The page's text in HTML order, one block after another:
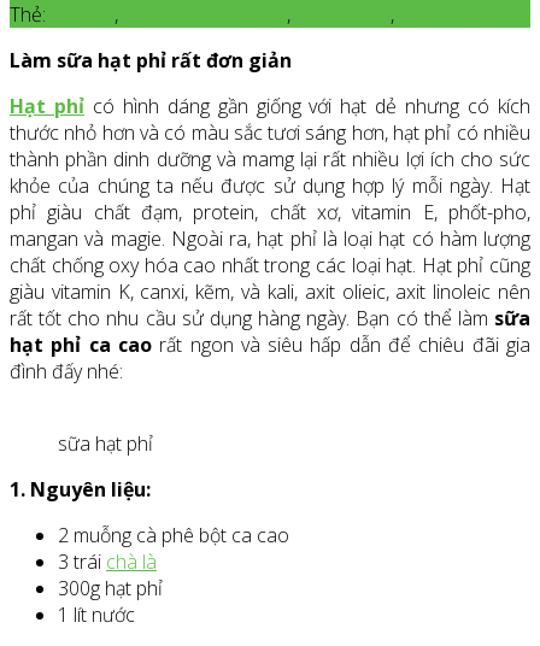
Thẻ:
, , ,
Làm sữa hạt phỉ rất đơn giản
Hạt phỉcó hình dáng gần giống với hạt dẻ nhưng có kích
thước nhỏ hơn và có màu sắc tươi sáng hơn, hạt phỉ có nhiều
thành phần dinh dưỡng và mamg lại rất nhiều lợi ích cho sức
khỏe của chúng ta nếu được sử dụng hợp lý mỗi ngày. Hạt
phỉ giàu chất đạm, protein, chất xơ, vitamin E, phốt-pho,
mangan và magie. Ngoài ra, hạt phỉ là loại hạt có hàm lượng
chất chống oxy hóa cao nhất trong các loại hạt. Hạt phỉ cũng
giàu vitamin K, canxi, kẽm, và kali, axit olieic, axit linoleic nên
rất tốt cho nhu cầu sử dụng hàng ngày. Bạn có thể làm sữa
hạt phỉ ca caorất ngon và siêu hấp dẫn để chiêu đãi gia
đình đấy nhé:
sữa hạt phỉ
1. Nguyên liệu:
2 muỗng cà phê bột ca cao
3 trái chà là
300g hạt phỉ
1 lít nước